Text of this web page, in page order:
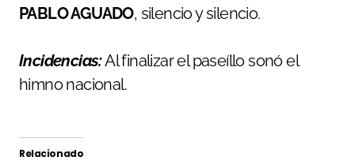
PABLO AGUADO, silencio y silencio.
Incidencias:Al finalizar el paseíllo sonó el
himno nacional.
Relacionado